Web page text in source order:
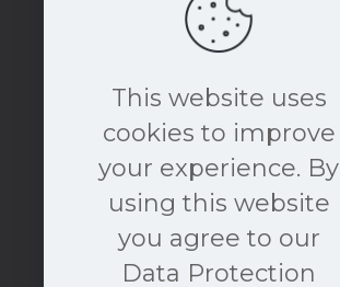
Prenota ORA una
consulenza gratuita
This website uses
cookies to improve
your experience. By
using this website
you agree to our
Data Protection